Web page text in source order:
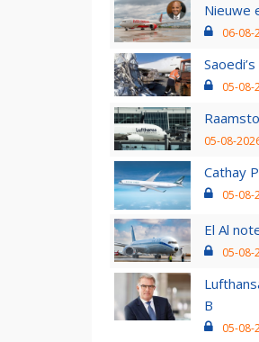
Nieuwe
06-08-
05-08-
05-08-
Cathay
05-08-
El Al
05-08-
B
05-08-